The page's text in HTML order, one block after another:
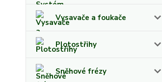
Vysavače a foukače
Plotostřihy
Sněhové frézy